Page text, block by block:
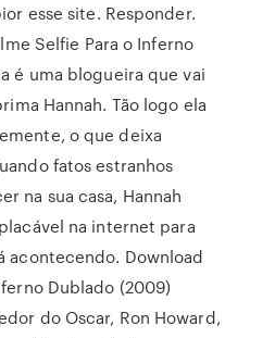
esse site. Responder.
Selfie Para o Inferno
é uma blogueira que vai
Hannah. Tão logo ela
o que deixa
fatos estranhos
na sua casa, Hannah
na internet para
acontecendo. Download
Dublado (2009)
do Oscar, Ron Howard,